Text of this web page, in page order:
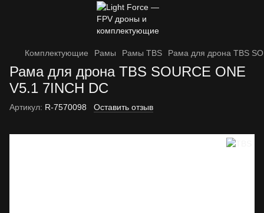
Комплектующие Рамы Рамы TBS Рама для дрона TBS
Рама для дрона TBS SOURCE ONE
V5.1 7INCH DC
Артикул: R-7570098 Оставить отзыв